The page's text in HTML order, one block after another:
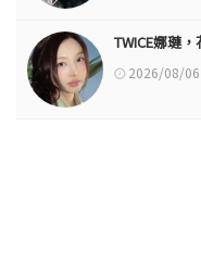
TWICE娜璉
2026/08/06